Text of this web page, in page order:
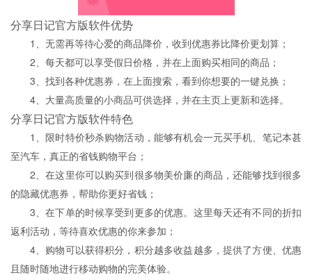
分享日记官方版软件优势
1、无需再等待心爱的商品降价，收到优惠券比降价更划算；
2、每天都可以享受假日价格，并在上面购买相同的商品；
3、找到各种优惠券，在上面搜索，看到你想要的一键兑换；
4、大量高质量的小商品可供选择，并在主页上更新和选择。
分享日记官方版软件特色
1、限时特价秒杀购物活动，能够有机会一元买手机、笔记本甚
至汽车，真正的省钱购物平台；
2、在这里你可以购买到很多物美价廉的商品，还能够找到很多
的隐藏优惠券，帮助你更好省钱；
3、在下单的时候享受到更多的优惠。这里每天还有不同的折扣
返利活动，等待喜欢优惠的你来参加；
4、购物可以获得积分，积分越多收益越多，提供了方便、优惠
且随时随地进行移动购物的完美体验。